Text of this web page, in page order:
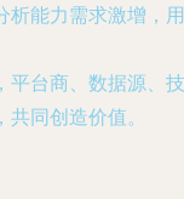
析能力需求激增，用
平台商、数据源、技
同创造价值。